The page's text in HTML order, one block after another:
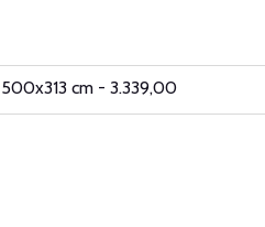
cm - 3.339,00